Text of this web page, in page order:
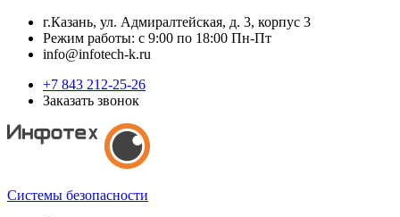
г.Казань, ул. Адмиралтейская, д. 3, корпус 3
Режим работы: с 9:00 по 18:00 Пн-Пт
info@infotech-k.ru
+7 843 212-25-26
Заказать звонок
Системы безопасности